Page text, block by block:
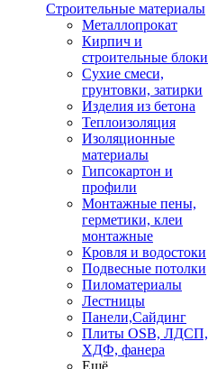
Строительные материалы
Металлопрокат
Кирпич и
строительные блоки
Сухие смеси,
грунтовки, затирки
Изделия из бетона
Теплоизоляция
Изоляционные
материалы
Гипсокартон и
профили
Монтажные пены,
герметики, клеи
монтажные
Кровля и водостоки
Подвесные потолки
Пиломатериалы
Лестницы
Панели,Сайдинг
Плиты OSB, ЛДСП,
ХДФ, фанера
Ещё